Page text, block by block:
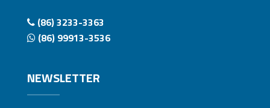
(86) 3233-3363
(86) 99913-3536
NEWSLETTER